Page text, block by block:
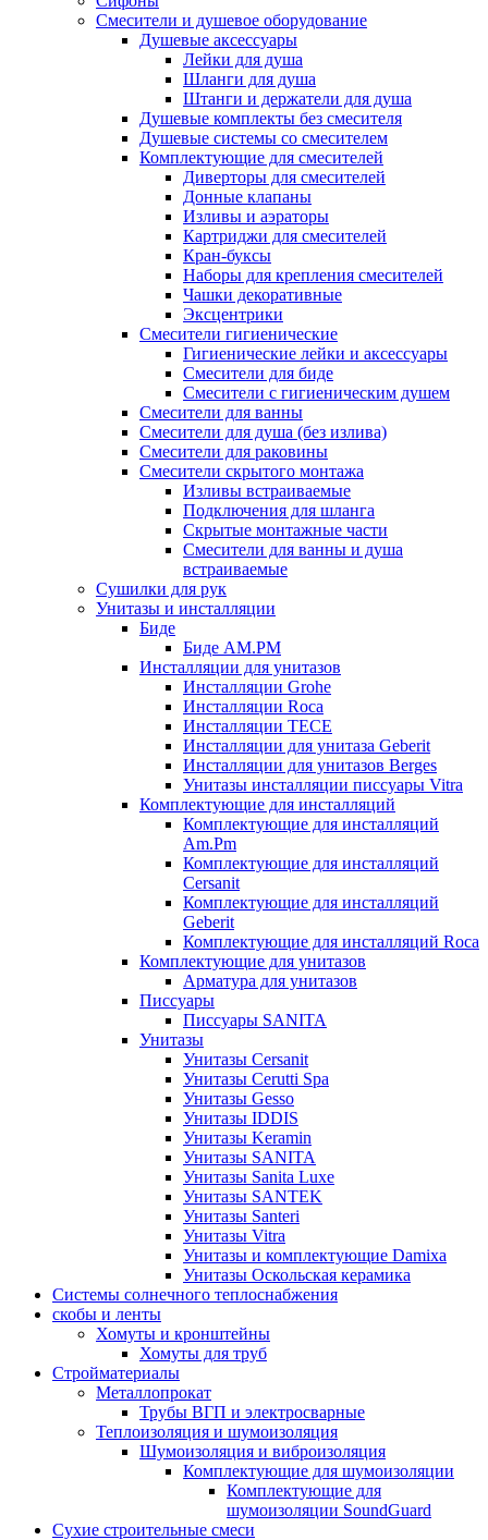
Смесители и душевое оборудование
Душевые аксессуары
Лейки для душа
Шланги для душа
Штанги и держатели для душа
Душевые комплекты без смесителя
Душевые системы со смесителем
Комплектующие для смесителей
Диверторы для смесителей
Донные клапаны
Изливы и аэраторы
Картриджи для смесителей
Кран-буксы
Наборы для крепления смесителей
Чашки декоративные
Эксцентрики
Смесители гигиенические
Гигиенические лейки и аксессуары
Смесители для биде
Смесители с гигиеническим душем
Смесители для ванны
Смесители для душа (без излива)
Смесители для раковины
Смесители скрытого монтажа
Изливы встраиваемые
Подключения для шланга
Скрытые монтажные части
Смесители для ванны и душа
встраиваемые
Сушилки для рук
Унитазы и инсталляции
Биде
Биде AM.PM
Инсталляции для унитазов
Инсталляции Grohe
Инсталляции Roca
Инсталляции TECE
Инсталляции для унитаза Geberit
Инсталляции для унитазов Berges
Унитазы инсталляции писсуары Vitra
Комплектующие для инсталляций
Комплектующие для инсталляций
Am.Pm
Комплектующие для инсталляций
Cersanit
Комплектующие для инсталляций
Geberit
Комплектующие для инсталляций Roca
Комплектующие для унитазов
Арматура для унитазов
Писсуары
Писсуары SANITA
Унитазы
Унитазы Cersanit
Унитазы Cerutti Spa
Унитазы Gesso
Унитазы IDDIS
Унитазы Keramin
Унитазы SANITA
Унитазы Sanita Luxe
Унитазы SANTEK
Унитазы Santeri
Унитазы Vitra
Унитазы и комплектующие Damixa
Унитазы Оскольская керамика
Системы солнечного теплоснабжения
скобы и ленты
Хомуты и кронштейны
Хомуты для труб
Стройматериалы
Металлопрокат
Трубы ВГП и электросварные
Теплоизоляция и шумоизоляция
Шумоизоляция и виброизоляция
Комплектующие для шумоизоляции
Комплектующие для
шумоизоляции SoundGuard
Сухие строительные смеси